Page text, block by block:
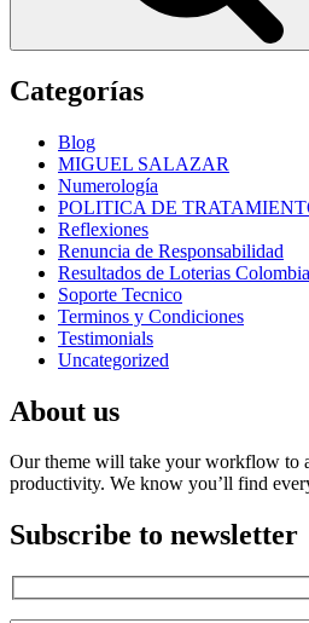
Categorías
Blog
MIGUEL SALAZAR
Numerología
POLITICA DE
Reflexiones
Renuncia de Responsabilidad
Resultados de Loterias Colombia
Soporte Tecnico
Terminos y Condiciones
Testimonials
Uncategorized
About us
Our theme will take your workflow to
productivity. We know you’ll find
Subscribe to newsletter